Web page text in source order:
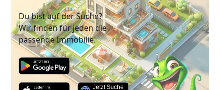
Du bist auf der Suche?
Wir finden für jeden die
passende Immobilie.